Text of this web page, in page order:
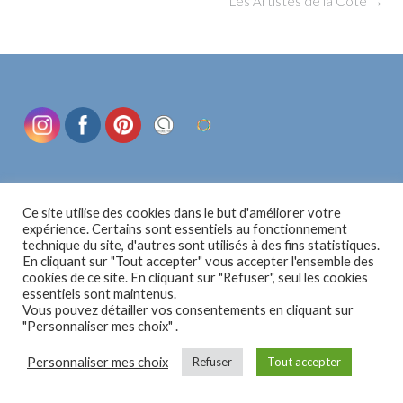
Ce site utilise des cookies dans le but d'améliorer votre
expérience. Certains sont essentiels au fonctionnement
technique du site, d'autres sont utilisés à des fins statistiques.
En cliquant sur "Tout accepter" vous accepter l'ensemble des
cookies de ce site. En cliquant sur "Refuser", seul les cookies
essentiels sont maintenus.
Vous pouvez détailler vos consentements en cliquant sur
"Personnaliser mes choix" .
Personnaliser mes choix Refuser Tout accepter